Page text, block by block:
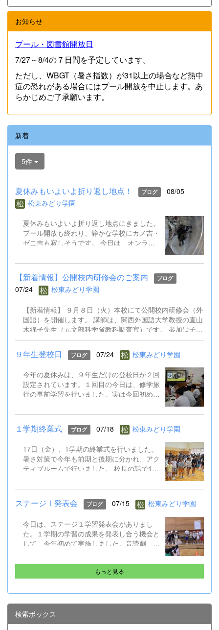
お知らせ
プール・図書館開放日
7/27～8/4の７日間を予定しています。
ただし、WBGT（暑さ指数）が31以上の場合など熱中
症の恐れがある場合にはプール開放を中止します。あ
らかじめご了承願います。
新着
5件
夏休みもいよいよ折り返し地点！ ブログ
08/05
松東みどり学園
夏休みもいよいよ折り返し地点にきました。
プール開放も終わり、静かな学校にカメ吉・
ゼニ吉も寂しそうです。 今日は、オンライ
はオンライン役員会も実施し、２学期の全校
遊びについて意見交換しました。先生方も校
内研修会を行ったり、教育委員会の研修会に
出かけたりしています。 あと半分の夏休み
【新着情報】公開校内研修会のご案内 ブログ
07/24 松東みどり学園
【新着情報】 ９月８日（火）本校にて公開校内研修会（外
国語）を開催します。 講師は、関西外国語大学教授の直山
木綿子先生（元文部科学省教科調査官）です。 参加はチラ
シのQRコードからお申込みください。 9.8公開校内研修会
（外国語）案内チラシ.pdf
９年生登校日 ブログ 07/24 松東みどり学園
今年の夏休みは、９年生だけの登校日が２回
設定されています。１回目の今日は、修学旅
行の事前学習を行いました。実は今回初めて
行くことになっています。そこでは、英語を
ふんだんに使って海外体験を積むものです。
今日はALTとともに、そのプチ体験を味わい
ってきたら英語がペラペラになっていると思
います!
１学期終業式 ブログ 07/18 松東みどり学園
17日（金）、1学期の終業式を行いました。
暑さ対策で今年も前期と後期に分かれ、アク
ティブルームで行いました。 校長の話で1学
導の話では校下で起こった先日の水難事故も
引き合いに、自分の命を守る行動やSNSでの
トラブル防止など確認しました。 そして、
期課程からはメッセージの贈呈もありまし
た。 夏休み明け、また元気に会えることを
楽しみにしています。 保護者や地域の皆様
ステージⅠ発表会 ブログ 07/15 松東みどり学園
今日は、ステージ１学習発表会がありまし
た。１学期の学習の成果を発表し合う機会と
して、今年初めて実施しました。音読劇、合
て、練習の成果も出ていました。
もっと見る
検索ボックス